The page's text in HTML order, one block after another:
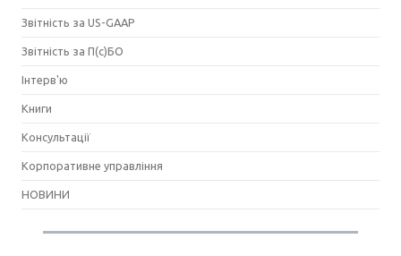
Звітність за US-GAAP
Звітність за П(с)БО
Інтерв'ю
Книги
Консультації
Корпоративне управління
НОВИНИ